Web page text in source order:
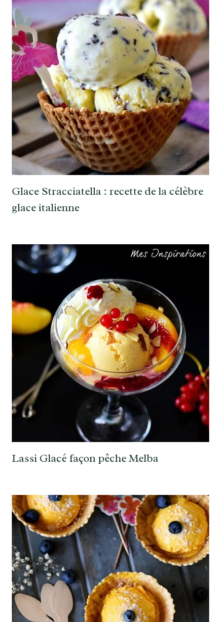
Glace Stracciatella : recette de la célèbre
glace italienne
Lassi Glacé façon pêche Melba